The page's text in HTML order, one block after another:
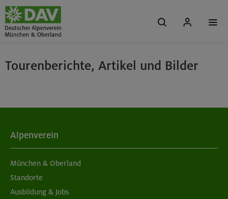
Tourenberichte, Artikel und Bilder
Alpenverein
München & Oberland
Standorte
Ausbildung & Jobs